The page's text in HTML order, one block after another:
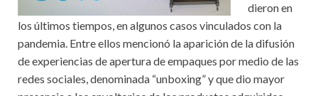
dieron en
los últimos tiempos, en algunos casos vinculados con la
pandemia. Entre ellos mencionó la aparición de la difusión
de experiencias de apertura de empaques por medio de las
redes sociales, denominada “unboxing” y que dio mayor